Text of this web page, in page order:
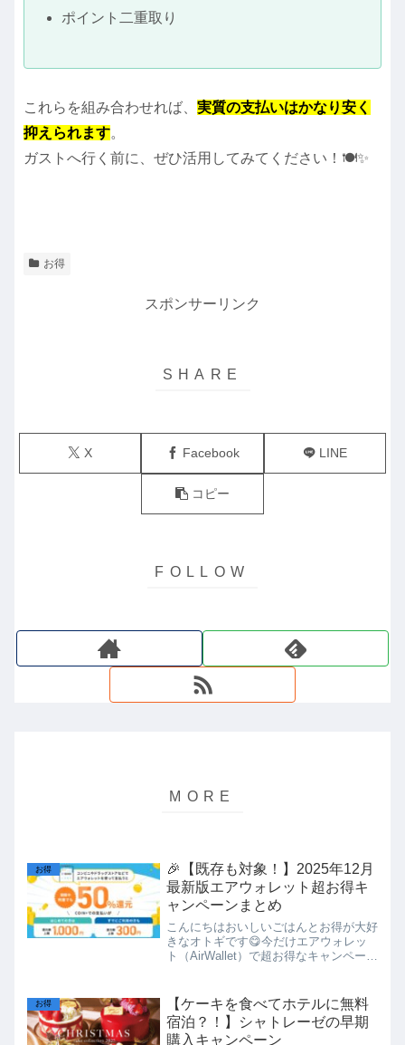
ポイント二重取り
これらを組み合わせれば、 実質の支払いはかなり安く
抑えられます。
ガストへ行く前に、ぜひ活用してみてください！🍽️✨
お得
スポンサーリンク
X Facebook LINE
コピー
お得
🎉【既存も対象！】2025年12月
最新版エアウォレット超お得キ
ャンペーンまとめ
こんにちはおいしいごはんとお得が大好
きなオトギです😋今だけエアウォレッ
ト（AirWallet）で超お得なキャンペーン
お得な特典も用意されています✨✅ 既存
ユーザーも対象の...
お得
【ケーキを食べてホテルに無料
宿泊？！】シャトレーゼの早期
購入キャンペーン